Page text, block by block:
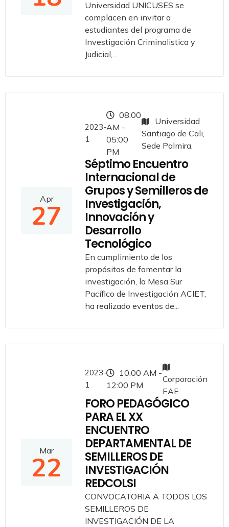
Universidad UNICUSES se
complacen en invitar a
estudiantes del programa de
Investigación Criminalistica y
Judicial,...
Apr
27
2023-
1
08:00
AM -
05:00
PM
Universidad
Santiago de Cali,
Sede Palmira.
Séptimo Encuentro
Internacional de
Grupos y Semilleros de
Investigación,
Innovación y
Desarrollo
Tecnológico
En cumplimiento de los
propósitos de fomentar la
investigación, la Mesa Sur
Pacífico de Investigación ACIET,
ha realizado eventos de...
Mar
22
2023-
1
10:00 AM -
12:00 PM
Corporación
EAE
FORO PEDAGÓGICO
PARA EL XX
ENCUENTRO
DEPARTAMENTAL DE
SEMILLEROS DE
INVESTIGACIÓN
REDCOLSI
CONVOCATORIA A TODOS LOS
SEMILLEROS DE
INVESTIGACIÓN DE LA